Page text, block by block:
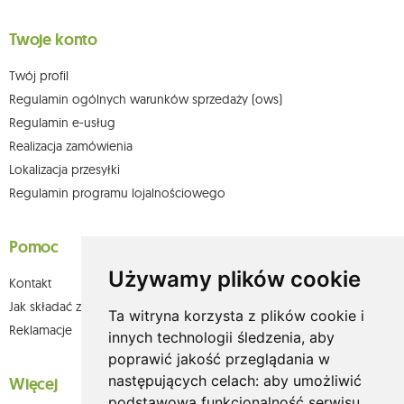
Używamy plików cookie
Ta witryna korzysta z plików cookie i
innych technologii śledzenia, aby
poprawić jakość przeglądania w
następujących celach: aby umożliwić
Twoje konto
Twój profil
Regulamin ogólnych warunków sprzedaży (ows)
Regulamin e-usług
Realizacja zamówienia
Lokalizacja przesyłki
Regulamin programu lojalnościowego
Pomoc
Kontakt
Jak składać zamówienia w sklepie olium.pl?
Reklamacje
Więcej